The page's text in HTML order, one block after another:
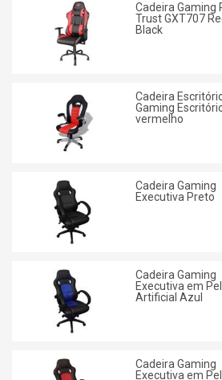
Cadeira Gaming
Trust GXT707
Black
Cadeira
Gaming
vermelho
Cadeira Gaming
Executiva Preto
Cadeira Gaming
Executiva em
Artificial Azul
Cadeira Gaming
Executiva em